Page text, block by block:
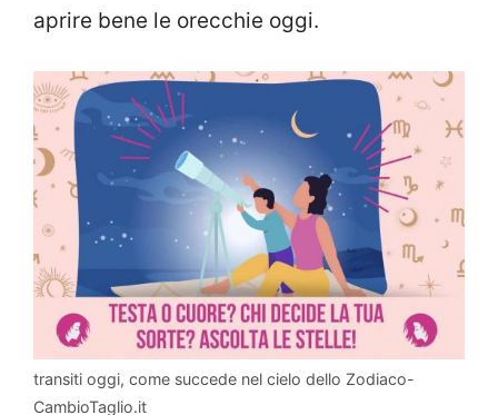
aprire bene le orecchie oggi.
transiti oggi, come succede nel cielo dello Zodiaco-
CambioTaglio.it